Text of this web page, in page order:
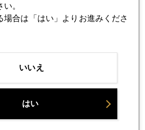
支持に回る
ムをお宝鑑定団に出したら？"
。
場合は「はい」よりお進みくださ
いいえ
はい